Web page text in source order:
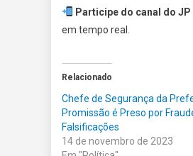
Participe do canal do JP
em tempo real.
Relacionado
Chefe de Segurança da
Promissão é Preso por
Falsificações
14 de novembro de 2023